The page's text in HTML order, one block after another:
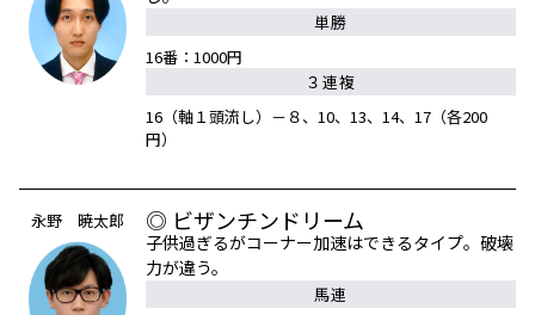
単勝
16番：1000円
３連複
16（軸１頭流し）－８、10、13、14、17（各200
円）
永野 暁太郎 ◎ ビザンチンドリーム
子供過ぎるがコーナー加速はできるタイプ。破壊
力が違う。
馬連